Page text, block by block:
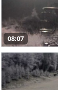
08:07